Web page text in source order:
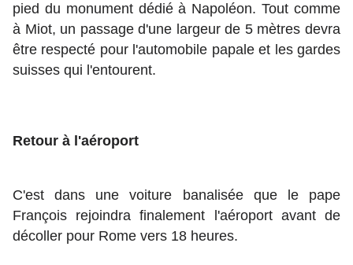
pied du monument dédié à Napoléon. Tout comme
à Miot, un passage d'une largeur de 5 mètres devra
être respecté pour l'automobile papale et les gardes
suisses qui l'entourent.
Retour à l'aéroport
C'est dans une voiture banalisée que le pape
François rejoindra finalement l'aéroport avant de
décoller pour Rome vers 18 heures.